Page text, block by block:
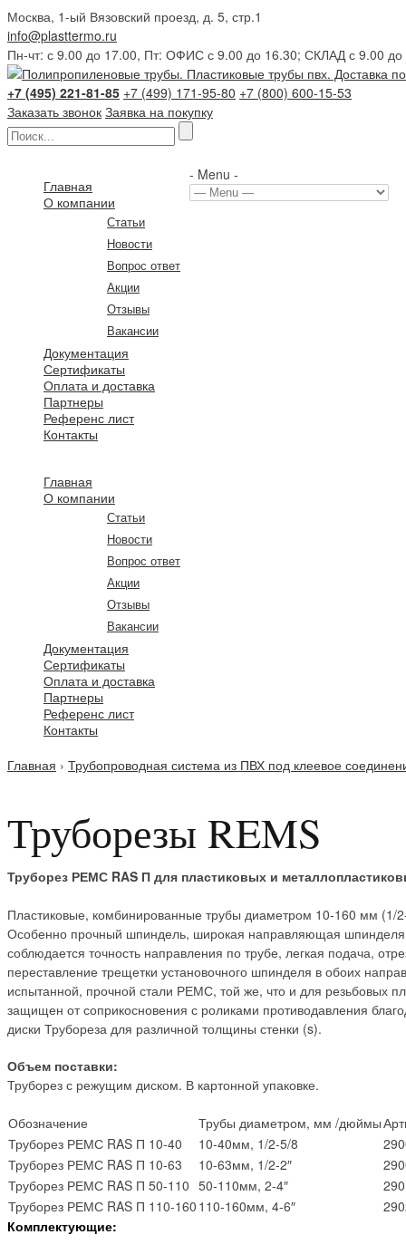
Москва, 1-ый Вязовский проезд, д. 5, стр.1
info@plasttermo.ru
Пн-чт: с 9.00 до 17.00, Пт: ОФИС с 9.00 до 16.30; СКЛАД с 9.00 до
+7 (495) 221-81-85 +7 (499) 171-95-80 +7 (800) 600-15-53
Заказать звонок Заявка на покупку
Главная
О компании
Статьи
Новости
Вопрос ответ
Акции
Отзывы
Вакансии
Документация
Сертификаты
Оплата и доставка
Партнеры
Референс лист
Контакты
- Menu -
Главная
О компании
Статьи
Новости
Вопрос ответ
Акции
Отзывы
Вакансии
Документация
Сертификаты
Оплата и доставка
Партнеры
Референс лист
Контакты
Главная › Трубопроводная система из ПВХ под клеевое
Труборезы REMS
Труборез РЕМС RAS П для пластиковых и
Пластиковые, комбинированные трубы диаметром 10-160 мм (1/
Особенно прочный шпиндель, широкая направляющая шпинделя
соблюдается точность направления по трубе, легкая подача,
переставление трещетки установочного шпинделя в обоих
испытанной, прочной стали РЕМС, той же, что и для резьбовых
защищен от соприкосновения с роликами противодавления
диски Трубореза для различной толщины стенки (s).
Объем поставки:
Труборез с режущим диском. В картонной упаковке.
Обозначение Трубы диаметром, мм /дюймы
Труборез РЕМС RAS П 10-40
10-40мм, 1/2-5/8
Труборез РЕМС RAS П 10-63
10-63мм, 1/2-2″
Труборез РЕМС RAS П 50-110 50-110мм, 2-4″
Труборез РЕМС RAS П 110-160 110-160мм, 4-6″
Комплектующие: